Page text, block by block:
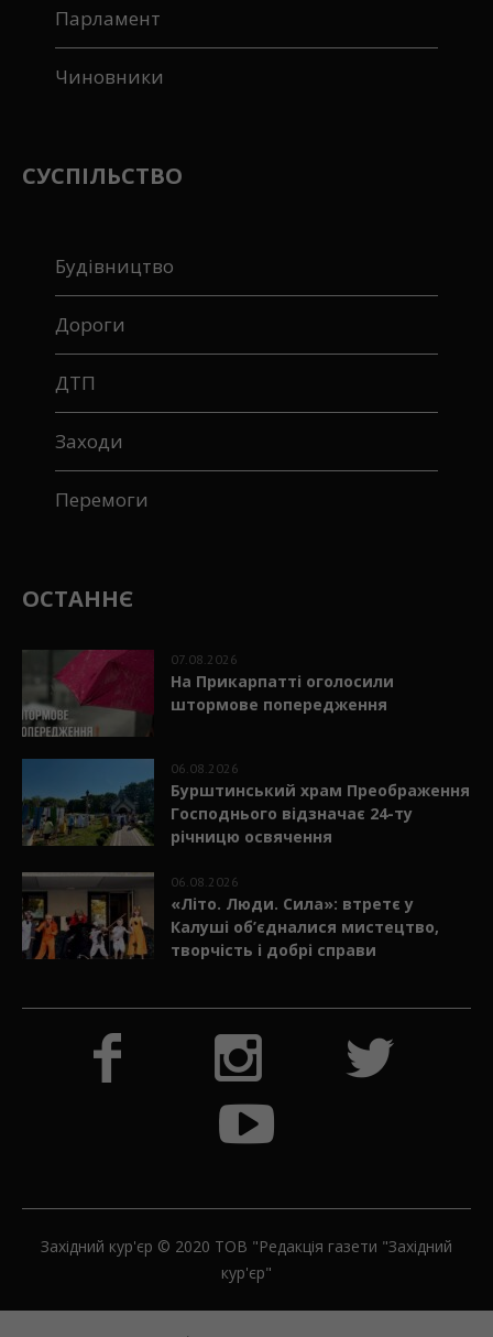
Парламент
Чиновники
СУСПІЛЬСТВО
Будівництво
Дороги
ДТП
Заходи
Перемоги
ОСТАННЄ
07.08.2026
На Прикарпатті оголосили
штормове попередження
06.08.2026
Бурштинський храм Преображення
Господнього відзначає 24-ту
річницю освячення
06.08.2026
«Літо. Люди. Сила»: втретє у
Калуші об’єдналися мистецтво,
творчість і добрі справи
Західний кур'єр © 2020 ТОВ "Редакція газети "Західний
кур'єр"